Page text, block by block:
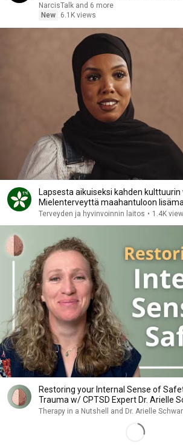
NarcisTalk and 6 more
New
6.1K views
Lapsesta aikuiseksi kahden kulttuurin
Mielenterveyttä maahantuloon
Terveyden ja hyvinvoinnin laitos • 1.4K
Restoring your Internal Sense of
Trauma w/ CPTSD Expert Dr. Arielle
Therapy in a Nutshell and Dr. Arielle